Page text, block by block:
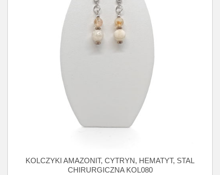
KOLCZYKI AMAZONIT, CYTRYN, HEMATYT, STAL
CHIRURGICZNA KOL080